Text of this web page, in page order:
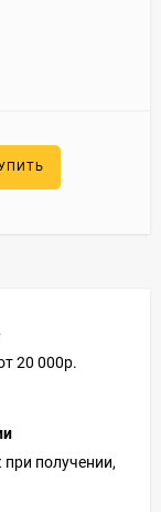
20 000р.
получении,